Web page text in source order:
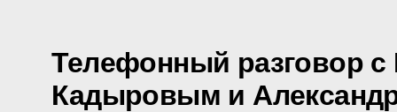
Телефонный разговор
Кадыровым и